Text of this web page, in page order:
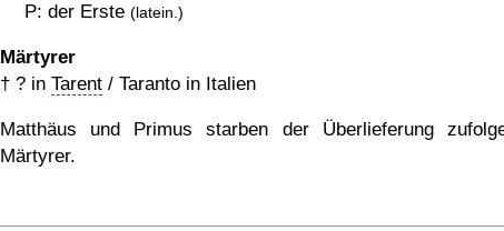
P: der Erste (latein.)
Märtyrer
† ? in Tarent / Taranto in Italien
Matthäus und Primus starben der Überlieferung
Märtyrer.